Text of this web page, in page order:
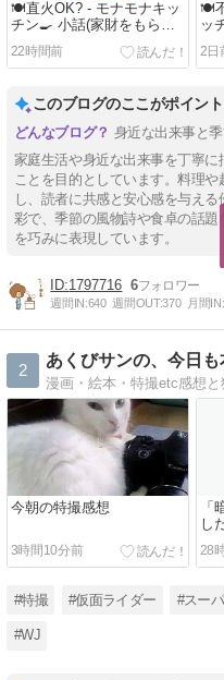
🍽️直火OK? - モナモナキッ
チン🍳 小話(家財をもら
お！)
22時間前
🍽️
ッ
お
2日
このブログのここがポイント
身近な出来事と
家庭生活や身近な出来事を丁寧
ことを目的としています。料理
し、読者に共感と安心感を与え
彩で、季節の風物詩や食卓の話題
を巧みに表現しています。
1797716 6
週間IN:640 週間OUT:370 月間IN:
2
あくびサンの、今日も
今朝の特撮感想
3時間10分前
「
し
28
#特撮 #仮面ライダー #スー
#WJ